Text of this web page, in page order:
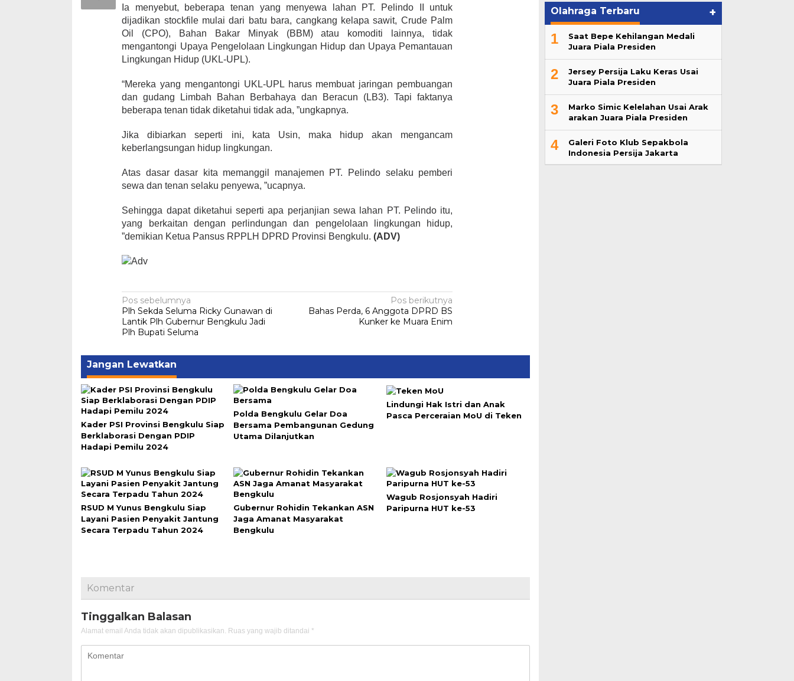
Ia menyebut, beberapa tenan yang menyewa lahan PT. Pelindo II untuk
dijadikan stockfile mulai dari batu bara, cangkang kelapa sawit, Crude Palm
Oil (CPO), Bahan Bakar Minyak (BBM) atau komoditi lainnya, tidak
mengantongi Upaya Pengelolaan Lingkungan Hidup dan Upaya Pemantauan
Lingkungan Hidup (UKL-UPL).
“Mereka yang mengantongi UKL-UPL harus membuat jaringan pembuangan
dan gudang Limbah Bahan Berbahaya dan Beracun (LB3). Tapi faktanya
beberapa tenan tidak diketahui tidak ada, ”ungkapnya.
Jika dibiarkan seperti ini, kata Usin, maka hidup akan mengancam
keberlangsungan hidup lingkungan.
Atas dasar dasar kita memanggil manajemen PT. Pelindo selaku pemberi
sewa dan tenan selaku penyewa, ”ucapnya.
Sehingga dapat diketahui seperti apa perjanjian sewa lahan PT. Pelindo itu,
yang berkaitan dengan perlindungan dan pengelolaan lingkungan hidup,
”demikian Ketua Pansus RPPLH DPRD Provinsi Bengkulu.(ADV)
Navigasi
pos
Pos sebelumnya
Plh Sekda Seluma Ricky Gunawan di
Lantik Plh Gubernur Bengkulu Jadi
Plh Bupati Seluma
Pos berikutnya
Bahas Perda, 6 Anggota DPRD BS
Kunker ke Muara Enim
Jangan Lewatkan
Kader PSI Provinsi Bengkulu Siap
Berklaborasi Dengan PDIP
Hadapi Pemilu 2024
Polda Bengkulu Gelar Doa
Bersama Pembangunan Gedung
Utama Dilanjutkan
Lindungi Hak Istri dan Anak
Pasca Perceraian MoU di Teken
RSUD M Yunus Bengkulu Siap
Layani Pasien Penyakit Jantung
Secara Terpadu Tahun 2024
Gubernur Rohidin Tekankan ASN
Jaga Amanat Masyarakat
Bengkulu
Wagub Rosjonsyah Hadiri
Paripurna HUT ke-53
Komentar
Tinggalkan Balasan
Alamat email Anda tidak akan dipublikasikan. Ruas yang wajib ditandai *
Olahraga Terbaru +
1
Saat Bepe Kehilangan Medali
Juara Piala Presiden
2
Jersey Persija Laku Keras Usai
Juara Piala Presiden
3
Marko Simic Kelelahan Usai Arak
arakan Juara Piala Presiden
4
Galeri Foto Klub Sepakbola
Indonesia Persija Jakarta